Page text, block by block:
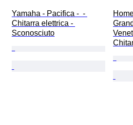
Yamaha - Pacifica -  -
Chitarra elettrica -
Sconosciuto